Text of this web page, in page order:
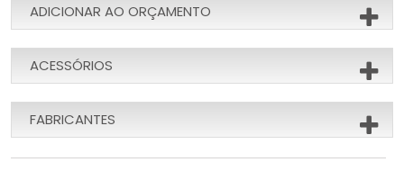
ADICIONAR AO ORÇAMENTO
ACESSÓRIOS
FABRICANTES